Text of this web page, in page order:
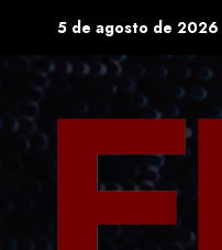
content
5 de agosto de 2026